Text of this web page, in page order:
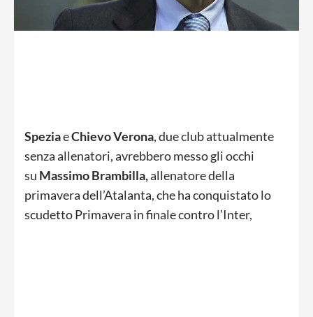
SpeziaeChievo Verona, due club attualmente
senza allenatori, avrebbero messo gli occhi
su Massimo Brambilla,allenatore della
primavera dell’Atalanta, che ha conquistato lo
scudetto Primavera in finale contro l’Inter,